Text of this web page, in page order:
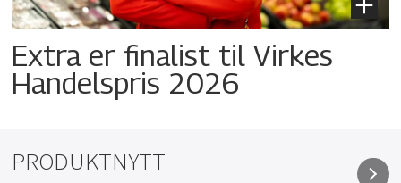
Extra er finalist til Virkes
Handelspris 2026
PRODUKTNYTT